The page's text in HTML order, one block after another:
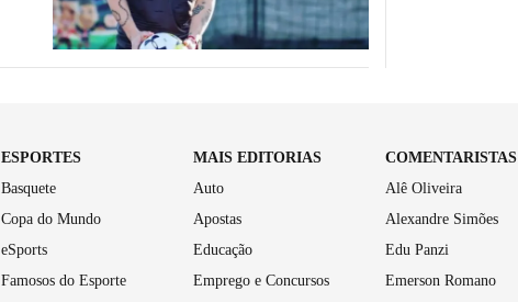
ESPORTES
Basquete
Copa do Mundo
eSports
Famosos do Esporte
MAIS EDITORIAS
Auto
Apostas
Educação
Emprego e Concursos
COMENTARISTAS
Alê Oliveira
Alexandre Simões
Edu Panzi
Emerson Romano